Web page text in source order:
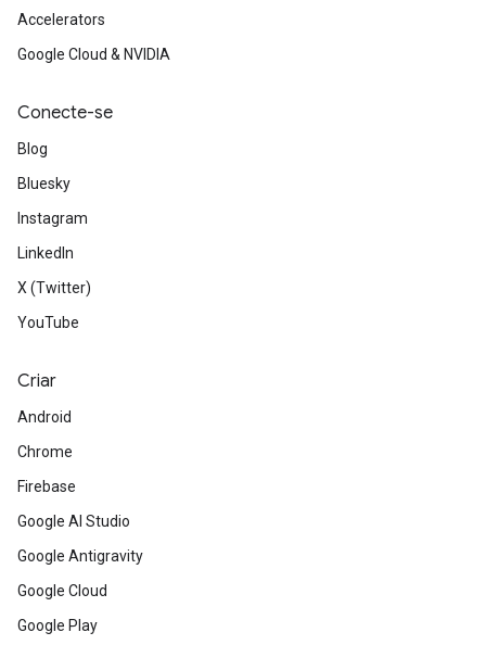
Accelerators
Google Cloud & NVIDIA
Conecte-se
Blog
Bluesky
Instagram
LinkedIn
X (Twitter)
YouTube
Criar
Android
Chrome
Firebase
Google AI Studio
Google Antigravity
Google Cloud
Google Play